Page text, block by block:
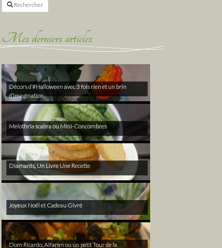
Rechercher
Mes derniers articles
Décors d’#Halloween avec 3 fois rien et un brin
d’imagination
Melothria scabra ou Mini-Concombres
Diamants, Un Livre Une Recette
Joyeux Noël et Cadeau Givré
Dom Ricardo, Alfarim ou un petit Tour de la